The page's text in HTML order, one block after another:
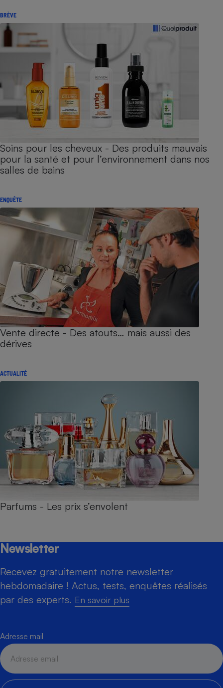
BRÈVE
Soins pour les cheveux - Des produits mauvais
pour la santé et pour l’environnement dans nos
salles de bains
ENQUÊTE
Vente directe - Des atouts… mais aussi des
dérives
ACTUALITÉ
Parfums - Les prix s’envolent
Newsletter
Recevez gratuitement notre newsletter
hebdomadaire ! Actus, tests, enquêtes réalisés
par des experts. En savoir plus
Adresse mail